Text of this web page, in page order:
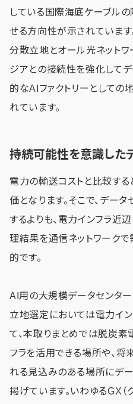
している国際海底ケーブル
せる方向性が示されています
分散立地とオール光ネットワ
ジアとの接続性を強化して
的なAIファクトリーとしての
れています。
持続可能性を意識した
電力の輸送コストと比較する
価となります。そこで、デー
するよりも、電力インフラ近
理結果を通信ネットワーク
的です。
AI用の大規模データセンター
立地選定においては電力イン
て、本取りまとめでは脱炭
フラを活用できる場所や、将
れる見込みのある場所にデ
掲げています。いわゆるGX（